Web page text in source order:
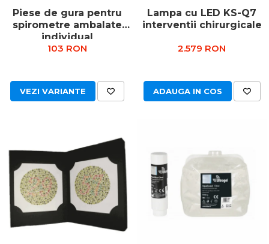
Piese de gura pentru
spirometre ambalate
individual
103 RON
VEZI VARIANTE
Lampa cu LED KS-Q7
interventii chirurgicale
2.579 RON
ADAUGA IN COS